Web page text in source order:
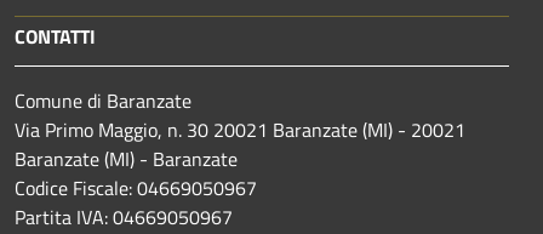
CONTATTI
Comune di Baranzate
Via Primo Maggio, n. 30 20021 Baranzate (MI) - 20021
Baranzate (MI) - Baranzate
Codice Fiscale: 04669050967
Partita IVA: 04669050967